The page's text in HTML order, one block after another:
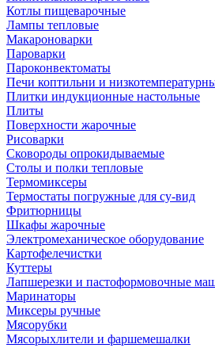
Котлы пищеварочные
Лампы тепловые
Макароноварки
Пароварки
Пароконвектоматы
Печи коптильни и
Плитки индукционные настольные
Плиты
Поверхности жарочные
Рисоварки
Сковороды опрокидываемые
Столы и полки тепловые
Термомиксеры
Термостаты погружные для су-вид
Фритюрницы
Шкафы жарочные
Электромеханическое оборудование
Картофелечистки
Куттеры
Лапшерезки и пастоформовочные
Маринаторы
Миксеры ручные
Мясорубки
Мясорыхлители и фаршемешалки